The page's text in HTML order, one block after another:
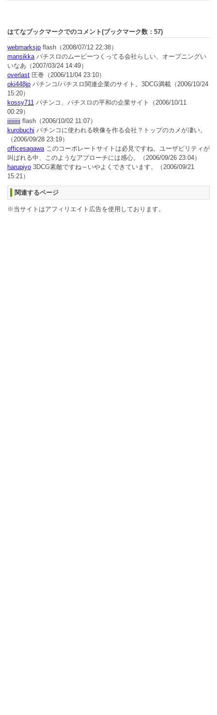
はてなブックマークでのコメント(ブックマーク数： 57)
webmarksjp flash （2008/07/12 22:38）
mansikkaパチスロのムービーつくってる会社らしい、オープニングい
いなあ （2007/03/24 14:49）
overlast 圧巻 （2006/11/04 23:10）
oki448jp パチンコ/パチスロ関連企業のサイト。3DCG満載 （2006/10/24
15:20）
kossy711 パチンコ、パチスロの平和の企業サイト
（2006/10/11
00:29）
iiiiiiiii flash （2006/10/02 11:07）
kurobuchi パチンコに使われる映像を作る会社？トップのカメが凄い。
（2006/09/28 23:19）
officesagawaこのコーポレートサイトは必見ですね。ユーザビリティが
叫ばれる中、このようなアプローチには感心。
（2006/09/26 23:04）
harupiyo 3DCG素敵ですね～いやよくできています。
（2006/09/21
15:21）
関連するページ
※当サイトはアフィリエイト広告を使用しております。